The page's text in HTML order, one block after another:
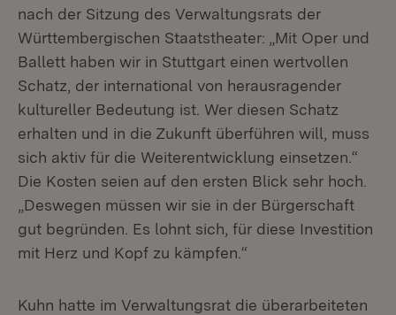
nach der Sitzung des Verwaltungsrats der
Württembergischen Staatstheater: „Mit Oper und
Ballett haben wir in Stuttgart einen wertvollen
Schatz, der international von herausragender
kultureller Bedeutung ist. Wer diesen Schatz
erhalten und in die Zukunft überführen will, muss
sich aktiv für die Weiterentwicklung einsetzen.“
Die Kosten seien auf den ersten Blick sehr hoch.
„Deswegen müssen wir sie in der Bürgerschaft
gut begründen. Es lohnt sich, für diese Investition
mit Herz und Kopf zu kämpfen.“
Kuhn hatte im Verwaltungsrat die überarbeiteten